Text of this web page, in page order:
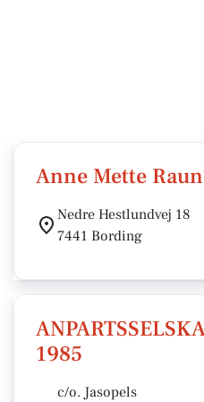
Anne Mette
Nedre Hestlundvej 18
7441 Bording
1985
c/o. Jasopels